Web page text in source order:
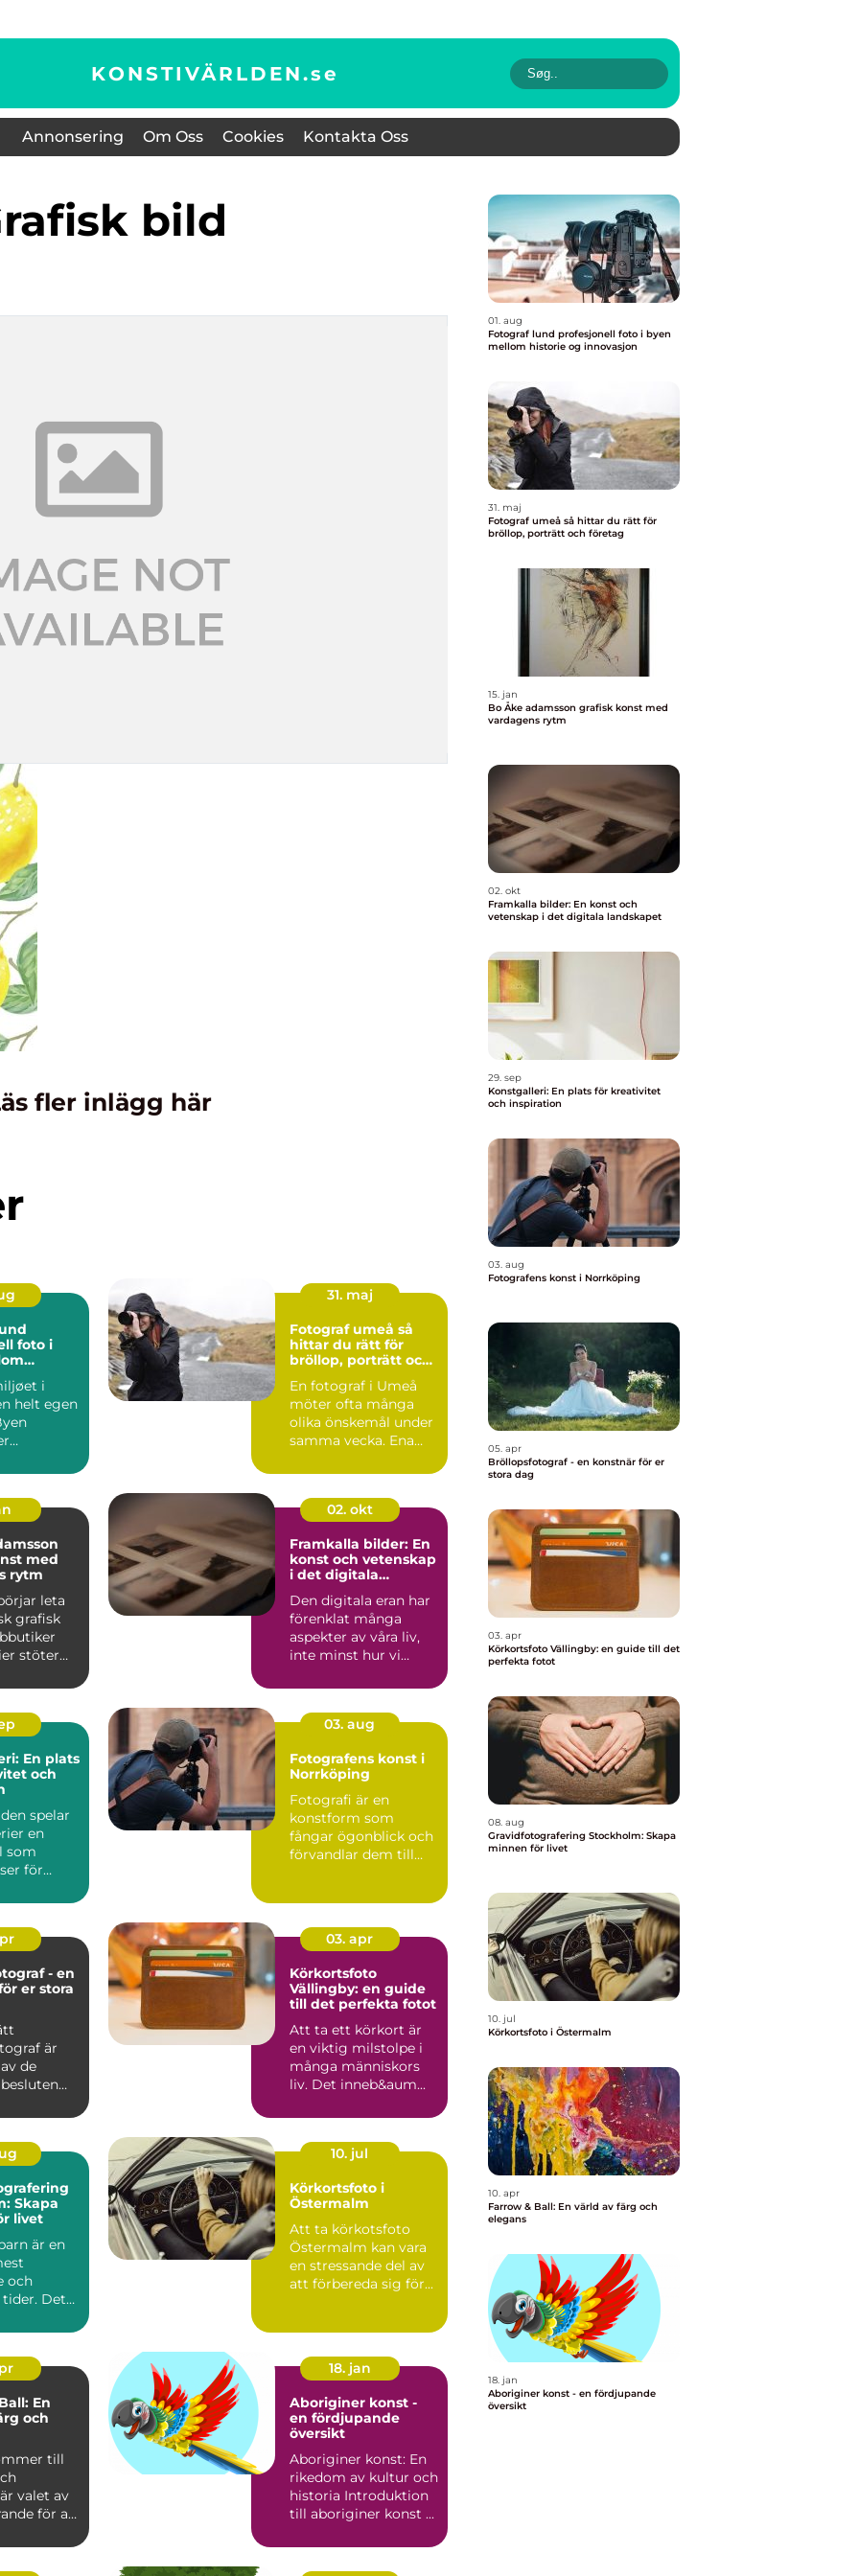
KONSTIVÄRLDEN.se
Annonsering Om Oss Cookies Kontakta Oss
grafisk bild
fler inlägg här
foto i
i
helt egen
31. maj
Fotograf umeå så
hittar du rätt för
bröllop, porträtt och
En fotograf i Umeå
möter ofta många
olika önskemål under
samma vecka. Ena
hen ett...
med
rytm
leta
grafisk
stöter
02. okt
Framkalla bilder: En
konst och vetenskap
i det digitala
Den digitala eran har
förenklat många
aspekter av våra liv,
inte minst hur vi
En plats
och
spelar
en
som
för
03. aug
Fotografens konst i
Norrköping
Fotografi är en
konstform som
fångar ögonblick och
förvandlar dem till
- en
er stora
är
de
03. apr
Körkortsfoto
Vällingby: en guide
till det perfekta fotot
Att ta ett körkort är
en viktig milstolpe i
många människors
liv. Det inneb&aum...
Skapa
livet
är en
och
tider. Det
10. jul
Körkortsfoto i
Östermalm
Att ta körkotsfoto
Östermalm kan vara
en stressande del av
att förbereda sig för...
En
och
till
valet av
för att
18. jan
Aboriginer konst -
en fördjupande
översikt
Aboriginer konst: En
rikedom av kultur och
historia Introduktion
till aboriginer konst ...
01. aug
Fotograf lund profesjonell foto i byen
mellom historie og innovasjon
31. maj
Fotograf umeå så hittar du rätt för
bröllop, porträtt och företag
15. jan
Bo Åke adamsson grafisk konst med
vardagens rytm
02. okt
Framkalla bilder: En konst och
vetenskap i det digitala landskapet
29. sep
Konstgalleri: En plats för kreativitet
och inspiration
03. aug
Fotografens konst i Norrköping
05. apr
Bröllopsfotograf - en konstnär för er
stora dag
03. apr
Körkortsfoto Vällingby: en guide till det
perfekta fotot
08. aug
Gravidfotografering Stockholm: Skapa
minnen för livet
10. jul
Körkortsfoto i Östermalm
10. apr
Farrow & Ball: En värld av färg och
elegans
18. jan
Aboriginer konst - en fördjupande
översikt